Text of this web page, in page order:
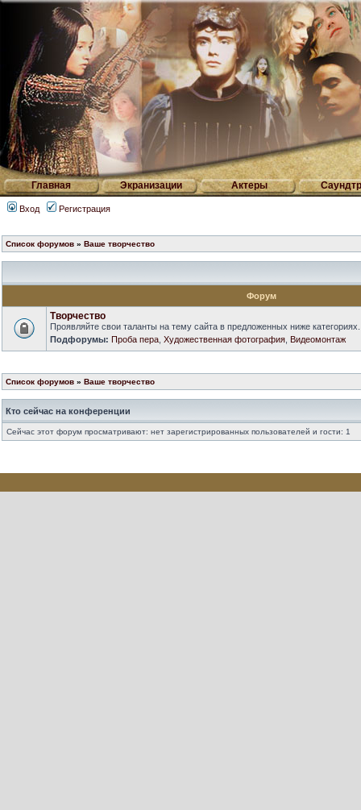
Главная Экранизации Актеры
Вход Регистрация
Список форумов » Ваше творчество
Форум
Творчество
Проявляйте свои таланты на тему сайта в предложенных ниже категориях.
Подфорумы: Проба пера Художественная фотография Видеомонтаж
Список форумов » Ваше творчество
Кто сейчас на конференции
Сейчас этот форум просматривают: нет зарегистрированных пользователей и гости: 1